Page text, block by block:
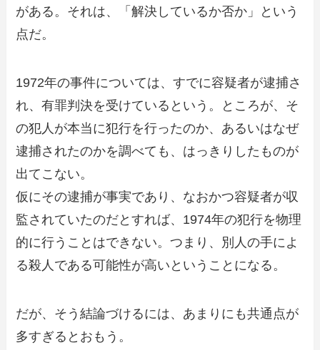
がある。それは、「解決しているか否か」という
点だ。
1972年の事件については、すでに容疑者が逮捕さ
れ、有罪判決を受けているという。ところが、そ
の犯人が本当に犯行を行ったのか、あるいはなぜ
逮捕されたのかを調べても、はっきりしたものが
出てこない。
仮にその逮捕が事実であり、なおかつ容疑者が収
監されていたのだとすれば、1974年の犯行を物理
的に行うことはできない。つまり、別人の手によ
る殺人である可能性が高いということになる。
だが、そう結論づけるには、あまりにも共通点が
多すぎるとおもう。